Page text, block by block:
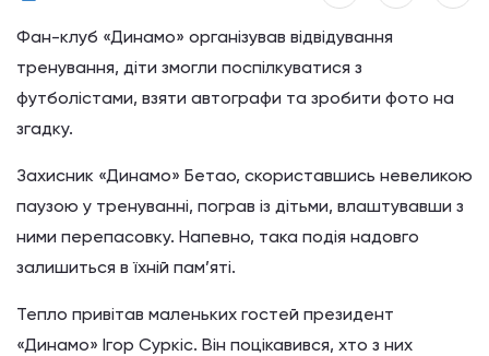
Фан-клуб «Динамо» організував відвідування
тренування, діти змогли поспілкуватися з
футболістами, взяти автографи та зробити фото на
згадку.
Захисник «Динамо» Бетао, скориставшись невеликою
паузою у тренуванні, пограв із дітьми, влаштувавши з
ними перепасовку. Напевно, така подія надовго
залишиться в їхній пам’яті.
Тепло привітав маленьких гостей президент
«Динамо» Ігор Суркіс. Він поцікавився, хто з них